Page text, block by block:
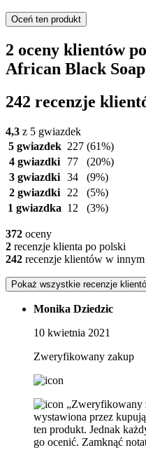
Oceń ten produkt
2 oceny klientów
African Black
242 recenzje
4,3 z 5 gwiazdek
5 gwiazdek 227 (61%)
4 gwiazdki
77
(20%)
3 gwiazdki 34
(9%)
2 gwiazdki
22
(5%)
1 gwiazdka 12 (3%)
372 oceny
2 recenzje klienta po polski
242 recenzje klientów w
Pokaż wszystkie recenzje
Monika Dziedzic
10 kwietnia 2021
Zweryfikowany zakup
„Zweryfikowany
wystawiona przez
ten produkt. Jednak
go ocenić. Zamknąć